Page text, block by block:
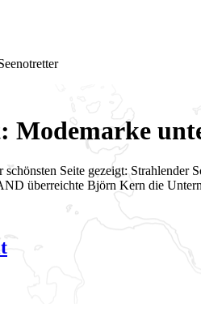
Modemarke
Seite gezeigt:
überreichte Björn Kern die